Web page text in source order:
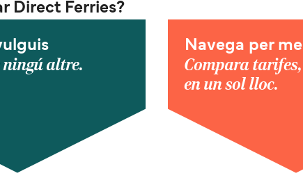
Direct Ferries?
ningú altre.
Navega per
Compara
en un sol lloc.